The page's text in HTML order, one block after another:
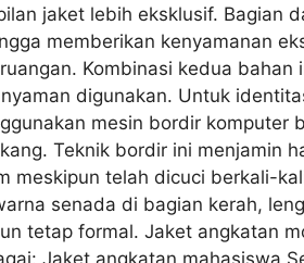
jaket lebih eksklusif. Bagian
memberikan kenyamanan
Kombinasi kedua
digunakan. Untuk
mesin bordir komputer
Teknik bordir ini menjamin
meskipun telah dicuci berkali-
senada di bagian kerah,
tetap formal. Jaket angkatan